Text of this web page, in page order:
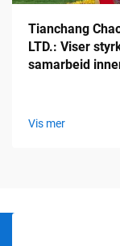
Tianchang
LTD.: Viser
samarbeid
Vis mer